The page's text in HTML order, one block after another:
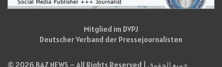
Mitglied im DVPJ
Deutscher Verband der Pressejournalisten
© 2026 BAZ NEWS – All Rights Reserved | جميع الحقوق